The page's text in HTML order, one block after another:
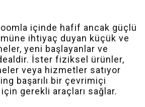
içinde hafif ancak güçlü
ihtiyaç duyan küçük ve
yeni başlayanlar ve
İster fiziksel ürünler,
veya hizmetler satıyor
başarılı bir çevrimiçi
gerekli araçları sağlar.